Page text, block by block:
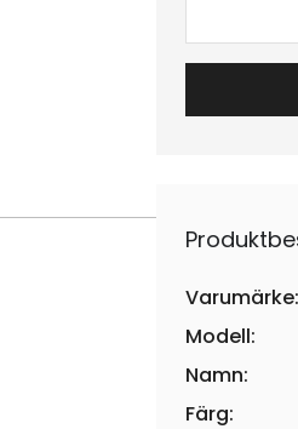
Varumärke:
Modell:
Namn:
Färg: